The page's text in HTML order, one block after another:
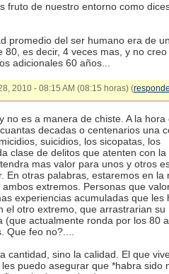
fruto de nuestro entorno como
promedio del ser humano era de
80, es decir, 4 veces mas, y no
adicionales 60 años...
2010 - 08:15 AM (08:15 horas) (
no es a manera de chiste. A la hora
decadas o centenarios una
suicidios, los sicopatas, los
clase de delitos que atenten con la
mas valor para unos y otros
En otras palabras, estaremos en la
extremos. Personas que
experiencias acumuladas que les
el otro extremo, que arrastrarian su
(que actualmente ronda por los 80
Que feo no?....
cantidad, sino la calidad. El que
puedo asegurar que *habra sido